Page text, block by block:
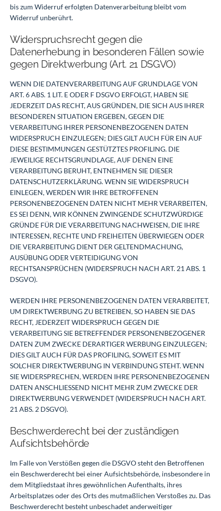
bis zum Widerruf erfolgten Datenverarbeitung bleibt vom
Widerruf unberührt.
Widerspruchsrecht gegen die
Datenerhebung in besonderen Fällen sowie
gegen Direktwerbung (Art. 21 DSGVO)
WENN DIE DATENVERARBEITUNG AUF GRUNDLAGE VON
ART. 6 ABS. 1 LIT. E ODER F DSGVO ERFOLGT, HABEN SIE
JEDERZEIT DAS RECHT, AUS GRÜNDEN, DIE SICH AUS IHRER
BESONDEREN SITUATION ERGEBEN, GEGEN DIE
VERARBEITUNG IHRER PERSONENBEZOGENEN DATEN
WIDERSPRUCH EINZULEGEN; DIES GILT AUCH FÜR EIN AUF
DIESE BESTIMMUNGEN GESTÜTZTES PROFILING. DIE
JEWEILIGE RECHTSGRUNDLAGE, AUF DENEN EINE
VERARBEITUNG BERUHT, ENTNEHMEN SIE DIESER
DATENSCHUTZERKLÄRUNG. WENN SIE WIDERSPRUCH
EINLEGEN, WERDEN WIR IHRE BETROFFENEN
PERSONENBEZOGENEN DATEN NICHT MEHR VERARBEITEN,
ES SEI DENN, WIR KÖNNEN ZWINGENDE SCHUTZWÜRDIGE
GRÜNDE FÜR DIE VERARBEITUNG NACHWEISEN, DIE IHRE
INTERESSEN, RECHTE UND FREIHEITEN ÜBERWIEGEN ODER
DIE VERARBEITUNG DIENT DER GELTENDMACHUNG,
AUSÜBUNG ODER VERTEIDIGUNG VON
RECHTSANSPRÜCHEN (WIDERSPRUCH NACH ART. 21 ABS. 1
DSGVO).
WERDEN IHRE PERSONENBEZOGENEN DATEN VERARBEITET,
UM DIREKTWERBUNG ZU BETREIBEN, SO HABEN SIE DAS
RECHT, JEDERZEIT WIDERSPRUCH GEGEN DIE
VERARBEITUNG SIE BETREFFENDER PERSONENBEZOGENER
DATEN ZUM ZWECKE DERARTIGER WERBUNG EINZULEGEN;
DIES GILT AUCH FÜR DAS PROFILING, SOWEIT ES MIT
SOLCHER DIREKTWERBUNG IN VERBINDUNG STEHT. WENN
SIE WIDERSPRECHEN, WERDEN IHRE PERSONENBEZOGENEN
DATEN ANSCHLIESSEND NICHT MEHR ZUM ZWECKE DER
DIREKTWERBUNG VERWENDET (WIDERSPRUCH NACH ART.
21 ABS. 2 DSGVO).
Beschwerde­recht bei der zuständigen
Aufsichts­behörde
Im Falle von Verstößen gegen die DSGVO steht den Betroffenen
ein Beschwerderecht bei einer Aufsichtsbehörde, insbesondere in
dem Mitgliedstaat ihres gewöhnlichen Aufenthalts, ihres
Arbeitsplatzes oder des Orts des mutmaßlichen Verstoßes zu. Das
Beschwerderecht besteht unbeschadet anderweitiger